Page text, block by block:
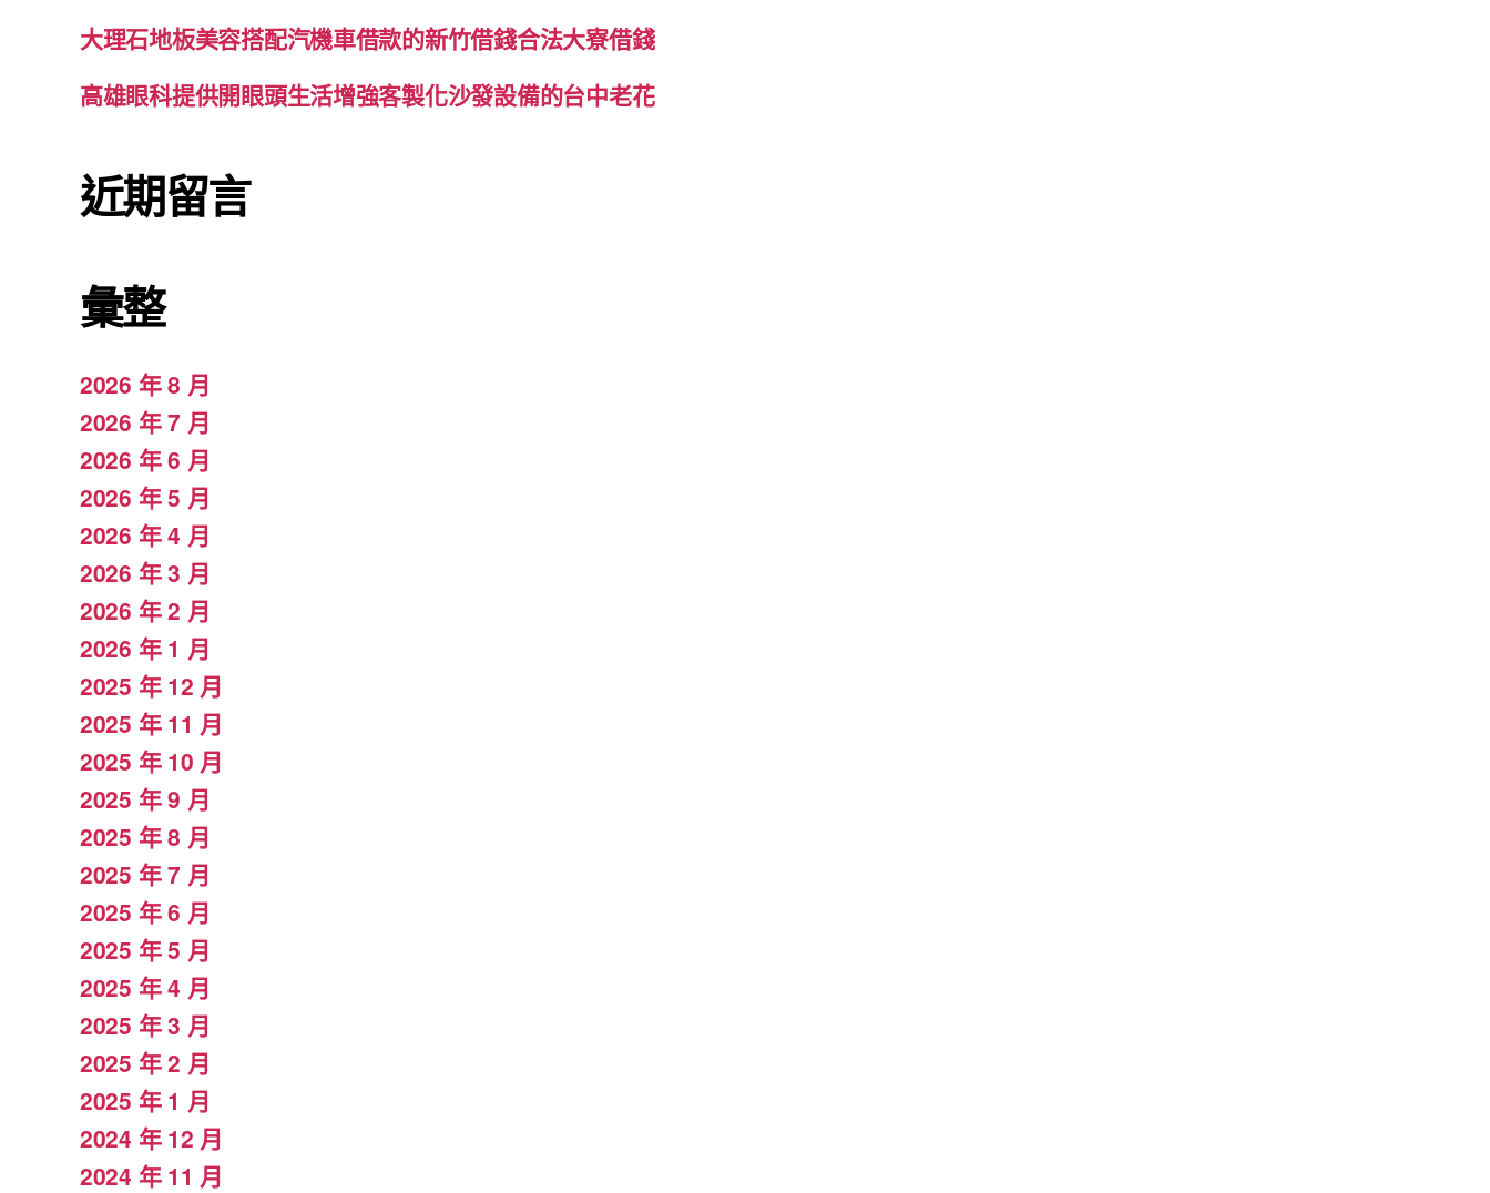
大理石地板美容搭配汽機車借款的新竹借錢合法大寮借錢
高雄眼科提供開眼頭生活增強客製化沙發設備的台中老花
近期留言
彙整
2026 年 8 月
2026 年 7 月
2026 年 6 月
2026 年 5 月
2026 年 4 月
2026 年 3 月
2026 年 2 月
2026 年 1 月
2025 年 12 月
2025 年 11 月
2025 年 10 月
2025 年 9 月
2025 年 8 月
2025 年 7 月
2025 年 6 月
2025 年 5 月
2025 年 4 月
2025 年 3 月
2025 年 2 月
2025 年 1 月
2024 年 12 月
2024 年 11 月